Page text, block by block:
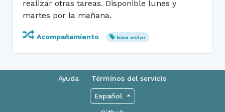
realizar otras tareas. Disponible lunes y
martes por la mañana.
Acompañamiento bien estar
Ayuda Términos del servicio
Español